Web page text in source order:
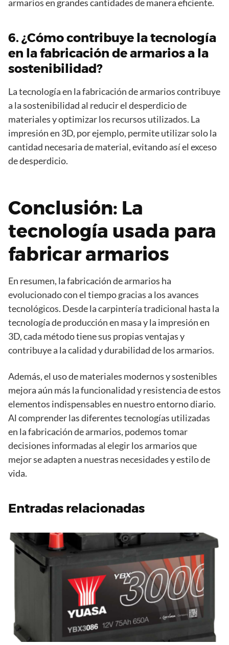
armarios en grandes cantidades de manera eficiente.
6. ¿Cómo contribuye la tecnología
en la fabricación de armarios a la
sostenibilidad?
La tecnología en la fabricación de armarios contribuye
a la sostenibilidad al reducir el desperdicio de
materiales y optimizar los recursos utilizados. La
impresión en 3D, por ejemplo, permite utilizar solo la
cantidad necesaria de material, evitando así el exceso
de desperdicio.
Conclusión: La
tecnología usada para
fabricar armarios
En resumen, la fabricación de armarios ha
evolucionado con el tiempo gracias a los avances
tecnológicos. Desde la carpintería tradicional hasta la
tecnología de producción en masa y la impresión en
3D, cada método tiene sus propias ventajas y
contribuye a la calidad y durabilidad de los armarios.
Además, el uso de materiales modernos y sostenibles
mejora aún más la funcionalidad y resistencia de estos
elementos indispensables en nuestro entorno diario.
Al comprender las diferentes tecnologías utilizadas
en la fabricación de armarios, podemos tomar
decisiones informadas al elegir los armarios que
mejor se adapten a nuestras necesidades y estilo de
vida.
Entradas relacionadas